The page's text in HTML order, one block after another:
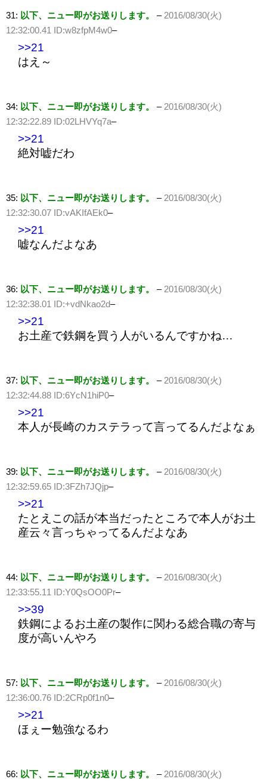
31: 以下、ニュー即がお送りします。 –2016/08/30(火)
12:32:00.41 ID:w8zfpM4w0–
>>21
はえ～
34: 以下、ニュー即がお送りします。 –2016/08/30(火)
12:32:22.89 ID:02LHVYq7a–
>>21
絶対嘘だわ
35: 以下、ニュー即がお送りします。 –2016/08/30(火)
12:32:30.07 ID:vAKIfAEk0–
>>21
嘘なんだよなあ
36: 以下、ニュー即がお送りします。 –2016/08/30(火)
12:32:38.01 ID:+vdNkao2d–
>>21
お土産で鉄鋼を買う人がいるんですかね…
37: 以下、ニュー即がお送りします。 –2016/08/30(火)
12:32:44.88 ID:6YcN1hiP0–
>>21
本人が長崎のカステラって言ってるんだよなぁ
39: 以下、ニュー即がお送りします。 –2016/08/30(火)
12:32:59.65 ID:3FZh7JQjp–
>>21
たとえこの話が本当だったところで本人がお土
産云々言っちゃってるんだよなあ
44: 以下、ニュー即がお送りします。 –2016/08/30(火)
12:33:55.11 ID:Y0QsOO0Pr–
>>39
鉄鋼によるお土産の製作に関わる総合職の寄与
度が高いんやろ
57: 以下、ニュー即がお送りします。 –2016/08/30(火)
12:36:00.76 ID:2CRp0f1n0–
>>21
ほぇー勉強なるわ
66: 以下、ニュー即がお送りします。 –2016/08/30(火)